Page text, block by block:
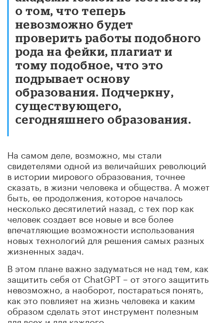
о том, что теперь
невозможно будет
проверить работы подобного
рода на фейки, плагиат и
тому подобное, что это
подрывает основу
образования. Подчеркну,
существующего,
сегодняшнего образования.
На самом деле, возможно, мы стали
свидетелями одной из величайших революций
в истории мирового образования, точнее
сказать, в жизни человека и общества. А может
быть, ее продолжения, которое началось
несколько десятилетий назад, с тех пор как
человек создает все новые и все более
впечатляющие возможности использования
новых технологий для решения самых разных
жизненных задач.
В этом плане важно задуматься не над тем, как
защитить себя от ChatGPT – от этого защитить
невозможно, а наоборот, постараться понять,
как это повлияет на жизнь человека и каким
образом сделать этот инструмент полезным